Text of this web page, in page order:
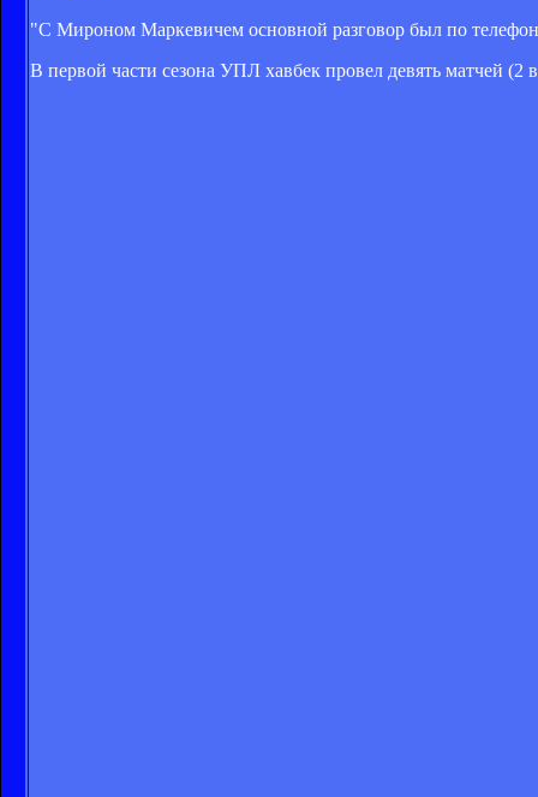
"С Мироном Маркевичем основной разговор был по
В первой части сезона УПЛ хавбек провел девять матчей (2